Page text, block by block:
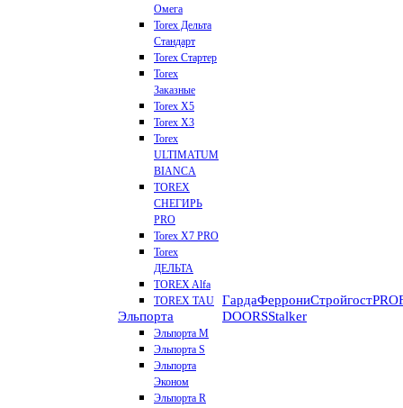
Омега
Torex Дельта
Стандарт
Torex Стартер
Torex
Заказные
Torex Х5
Torex Х3
Torex
ULTIMATUM
BIANCA
TOREX
СНЕГИРЬ
PRO
Torex X7 PRO
Torex
ДЕЛЬТА
TOREX Alfa
TOREX TAU
Эльпорта
Эльпорта M
Эльпорта S
Эльпорта
Эконом
Эльпорта R
ГардаФеррониСтройгост
DOORSStalker